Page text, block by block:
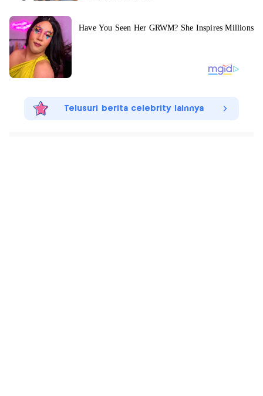
Telusuri berita celebrity lainnya